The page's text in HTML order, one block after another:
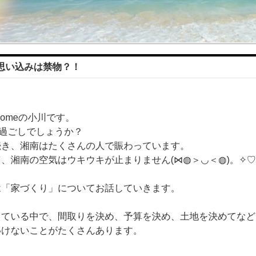
い込みは禁物？！
の小川です。
ごしでしょうか？
、湘南はたくさんの人で賑わっています。
、湘南の空気はウキウキが止まりません(⋈◍＞◡＜◍)。✧♡
家づくり」についてお話していきます。
いる中で、間取りを決め、予算を決め、土地を決めてなど
ないことがたくさんあります。